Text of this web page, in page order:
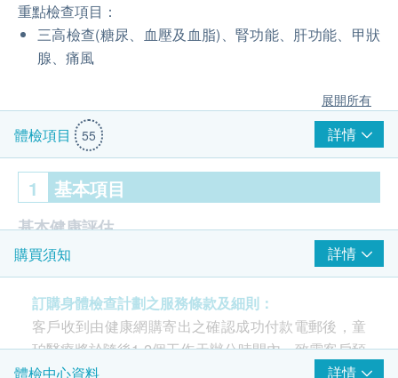
重點檢查項目：
三高檢查(糖尿、血壓及血脂)、腎功能、肝功能、甲狀
腺、痛風
展開所有
體檢項目 55 詳情
1 基本項目
基本健康評估
血壓
身高
脈搏率
體重
購買須知 詳情
訂購身體檢查計劃之服務條款及細則：
客戶收到由健康網購寄出之確認成功付款電郵後，童
珀醫療將於隨後1-2個工作天辦公時間內，致電客戶預
約身體檢查的時間及地點。客戶亦可致電2117 0035
體檢中心資料
詳情